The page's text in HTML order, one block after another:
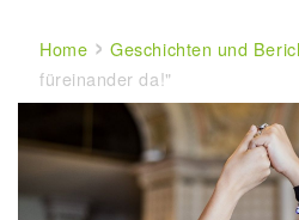
Breadcrumb
Home Geschichten und
füreinander da!"